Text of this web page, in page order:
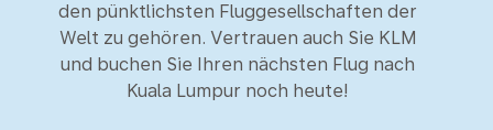
den pünktlichsten Fluggesellschaften der
Welt zu gehören. Vertrauen auch Sie KLM
und buchen Sie Ihren nächsten Flug nach
Kuala Lumpur noch heute!